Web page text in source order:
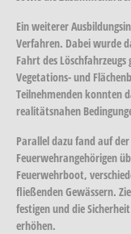
Ein weiterer
Verfahren. Dabei wurde
Fahrt des
Vegetations- und
Teilnehmenden konnten
realitätsnahen
Parallel dazu fand auf
Feuerwehrangehörigen
Feuerwehrboot,
fließenden Gewässern.
festigen und die
erhöhen.